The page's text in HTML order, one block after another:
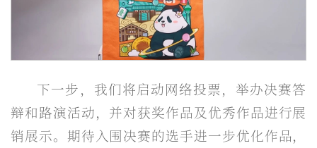
下一步，我们将启动网络投票，举办决赛答
辩和路演活动，并对获奖作品及优秀作品进行展
销展示。期待入围决赛的选手进一步优化作品，